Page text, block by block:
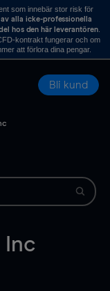
som innebär stor risk för
alla icke-professionella
hos den här leverantören.
kontrakt fungerar och om
att förlora dina pengar.
Bli kund
Inc